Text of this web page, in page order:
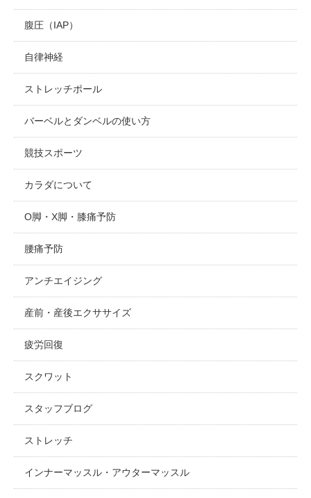
腹圧（IAP）
自律神経
ストレッチポール
バーベルとダンベルの使い方
競技スポーツ
カラダについて
O脚・X脚・膝痛予防
腰痛予防
アンチエイジング
産前・産後エクササイズ
疲労回復
スクワット
スタッフブログ
ストレッチ
インナーマッスル・アウターマッスル